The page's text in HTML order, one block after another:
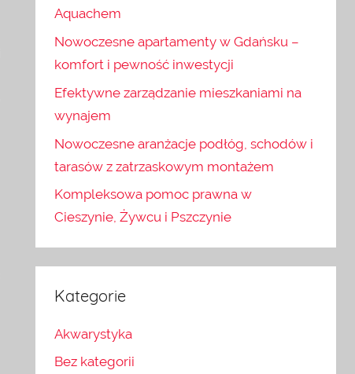
Aquachem
Nowoczesne apartamenty w Gdańsku –
komfort i pewność inwestycji
Efektywne zarządzanie mieszkaniami na
wynajem
Nowoczesne aranżacje podłóg, schodów i
tarasów z zatrzaskowym montażem
Kompleksowa pomoc prawna w
Cieszynie, Żywcu i Pszczynie
Kategorie
Akwarystyka
Bez kategorii